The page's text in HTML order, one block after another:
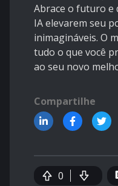
Abrace o futuro e
IA elevarem seu
inimagináveis. O
tudo o que você
ao seu novo
Compartilhe
0